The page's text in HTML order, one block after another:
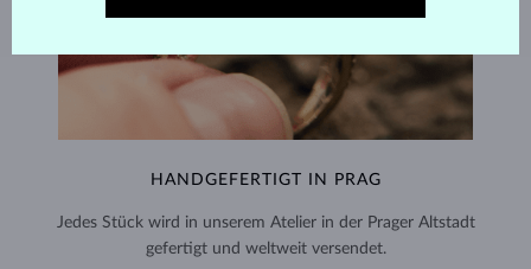
HANDGEFERTIGT IN PRAG
Jedes Stück wird in unserem Atelier in der Prager Altstadt
gefertigt und weltweit versendet.